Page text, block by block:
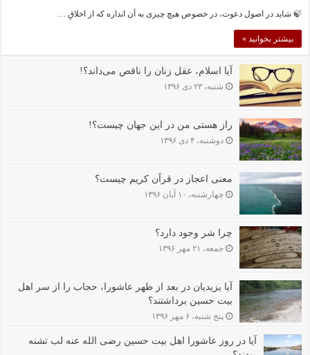
🍃 شاید در اصول دعوت، در خصوص هیچ چیزی به آن اندازه که از اخلاقِ …
بیشتر بخوانید »
آیا اسلام، عقل زنان را ناقص می‌داند؟!
شنبه، ۲۳ دی ۱۳۹۶
راز هستی من در این جهان چیست؟!
دوشنبه، ۴ دی ۱۳۹۶
معنی اعجاز در قرآن کریم چیست؟
چهارشنبه، ۱۰ آبان ۱۳۹۶
چرا شر وجود دارد؟
جمعه، ۲۱ مهر ۱۳۹۶
آیا یزیدیان در بعد از ظهر عاشورا، حجاب را از سر اهل
بیت حسین برداشتند؟
پنج شنبه، ۶ مهر ۱۳۹۶
آیا در روز عاشورا اهل بیت حسین رضی الله عنه لب تشنه